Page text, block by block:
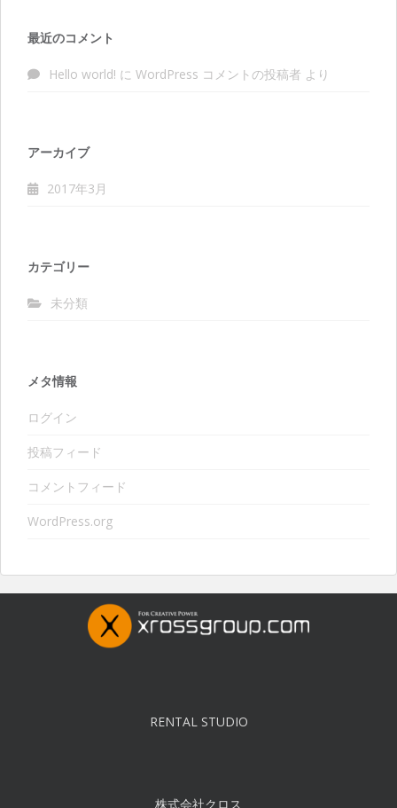
最近のコメント
Hello world! に WordPress コメントの投稿者 より
アーカイブ
2017年3月
カテゴリー
未分類
メタ情報
ログイン
投稿フィード
コメントフィード
WordPress.org
RENTAL STUDIO
株式会社クロス